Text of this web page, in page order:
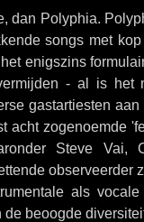
dan Polyphia.
songs met
enigszins
- al is het
gastartiesten
acht zogenoemde
Steve Vai,
observeerder
als
de beoogde